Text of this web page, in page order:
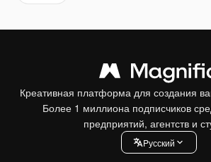
Креативная платформа для создания
Более 1 миллиона подписчиков
предприятий, агентств и
Pусский